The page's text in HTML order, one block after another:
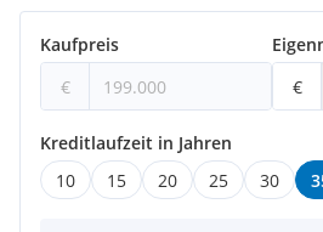
Kaufpreis
€
€
Kreditlaufzeit in Jahren
10
15 20 25 30